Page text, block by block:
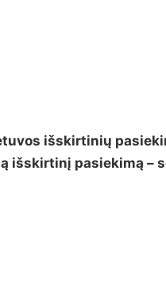
išskirtinių
išskirtinį pasiekimą –